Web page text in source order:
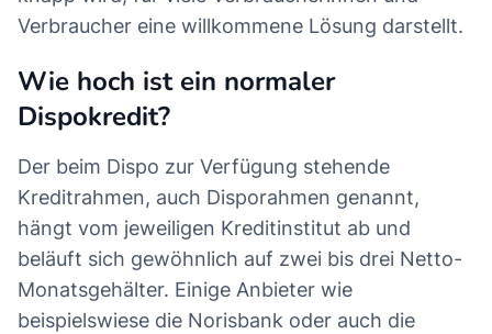
Verbraucher eine willkommene Lösung darstellt.
Wie hoch ist ein normaler
Dispokredit?
Der beim Dispo zur Verfügung stehende
Kreditrahmen, auch Disporahmen genannt,
hängt vom jeweiligen Kreditinstitut ab und
beläuft sich gewöhnlich auf zwei bis drei Netto-
Monatsgehälter. Einige Anbieter wie
beispielswiese die Norisbank oder auch die